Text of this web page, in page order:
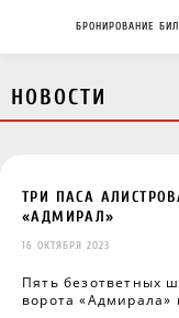
БРОНИРОВАНИЕ
НОВОСТИ
ТРИ ПАСА
«АДМИРАЛ»
16 ОКТЯБРЯ 2023
Пять безответных
ворота «Адмирала»